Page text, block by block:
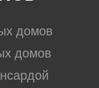
домов
домов